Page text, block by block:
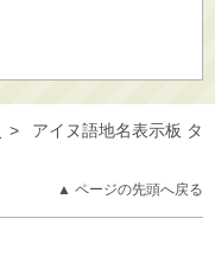
>
アイヌ語地名表示板 タ
▲ ページの先頭へ戻る